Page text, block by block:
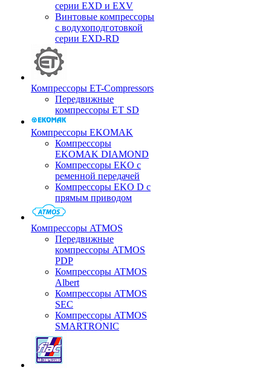
серии EXD и EXV
Винтовые компрессоры
с водухоподготовкой
серии EXD-RD
Компрессоры ET-Compressors
Передвижные
компрессоры ET SD
Компрессоры EKOMAK
Компрессоры
EKOMAK DIAMOND
Компрессоры EKO c
ременной передачей
Компрессоры EKO D с
прямым приводом
Компрессоры ATMOS
Передвижные
компрессоры ATMOS
PDP
Компрессоры ATMOS
Albert
Компрессоры ATMOS
SEC
Компрессоры ATMOS
SMARTRONIC